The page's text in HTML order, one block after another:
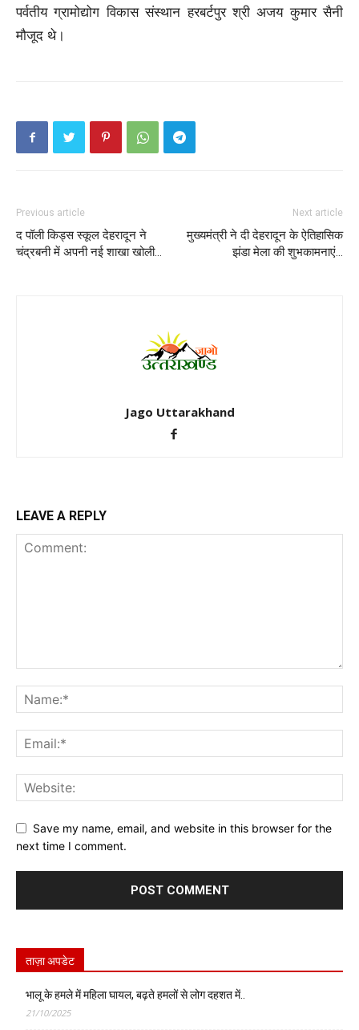
पर्वतीय ग्रामोद्योग विकास संस्थान हरबर्टपुर श्री अजय कुमार सैनी
मौजूद थे।
Previous article
द पॉली किड्स स्कूल देहरादून ने
चंद्रबनी में अपनी नई शाखा खोली…
Next article
मुख्यमंत्री ने दी देहरादून के ऐतिहासिक
झंडा मेला की शुभकामनाएं…
Jago Uttarakhand
LEAVE A REPLY
Save my name, email, and website in this browser for the
next time I comment.
ताज़ा अपडेट
भालू के हमले में महिला घायल, बढ़ते हमलों से लोग दहशत में..
21/10/2025